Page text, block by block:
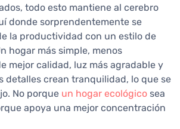
todo esto mantiene al cerebro
donde sorprendentemente se
la productividad con un estilo de
hogar más simple, menos
mejor calidad, luz más agradable y
detalles crean tranquilidad, lo que se
No porque un hogar ecológico sea
apoya una mejor concentración